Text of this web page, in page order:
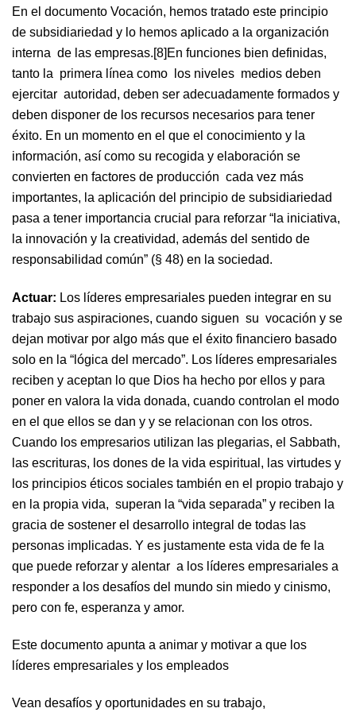
En el documento Vocación, hemos tratado este principio
de subsidiariedad y lo hemos aplicado a la organización
interna de las empresas.[8]En funciones bien definidas,
tanto la primera línea como los niveles medios deben
ejercitar autoridad, deben ser adecuadamente formados y
deben disponer de los recursos necesarios para tener
éxito. En un momento en el que el conocimiento y la
información, así como su recogida y elaboración se
convierten en factores de producción cada vez más
importantes, la aplicación del principio de subsidiariedad
pasa a tener importancia crucial para reforzar “la iniciativa,
la innovación y la creatividad, además del sentido de
responsabilidad común” (§ 48) en la sociedad.
Actuar: Los líderes empresariales pueden integrar en su
trabajo sus aspiraciones, cuando siguen su vocación y se
dejan motivar por algo más que el éxito financiero basado
solo en la “lógica del mercado”. Los líderes empresariales
reciben y aceptan lo que Dios ha hecho por ellos y para
poner en valora la vida donada, cuando controlan el modo
en el que ellos se dan y y se relacionan con los otros.
Cuando los empresarios utilizan las plegarias, el Sabbath,
las escrituras, los dones de la vida espiritual, las virtudes y
los principios éticos sociales también en el propio trabajo y
en la propia vida, superan la “vida separada” y reciben la
gracia de sostener el desarrollo integral de todas las
personas implicadas. Y es justamente esta vida de fe la
que puede reforzar y alentar a los líderes empresariales a
responder a los desafíos del mundo sin miedo y cinismo,
pero con fe, esperanza y amor.
Este documento apunta a animar y motivar a que los
líderes empresariales y los empleados
Vean desafíos y oportunidades en su trabajo,